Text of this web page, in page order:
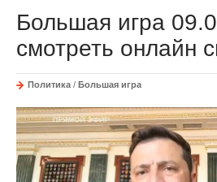
Большая игра
смотреть онлайн
Политика / Большая игра